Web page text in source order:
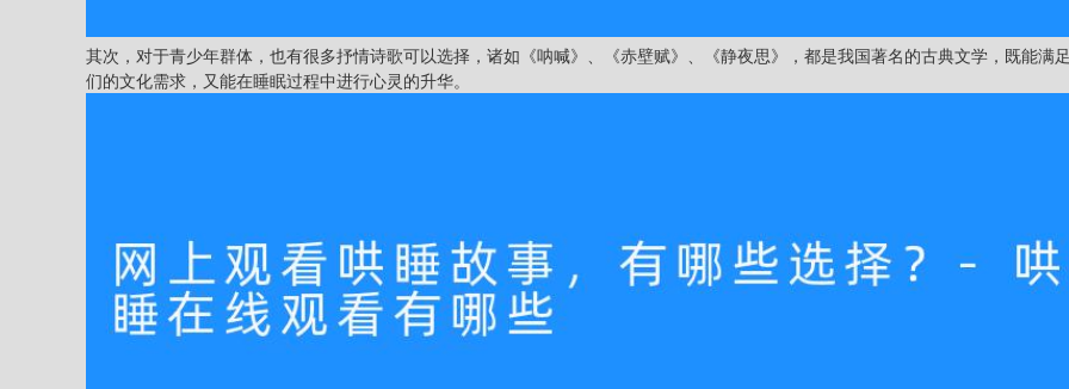
其次，对于青少年群体，也有很多抒情诗歌可以选择，诸如《呐喊》、《赤壁赋》、《静夜思》，都是我国著名的古典文学，既能满
们的文化需求，又能在睡眠过程中进行心灵的升华。